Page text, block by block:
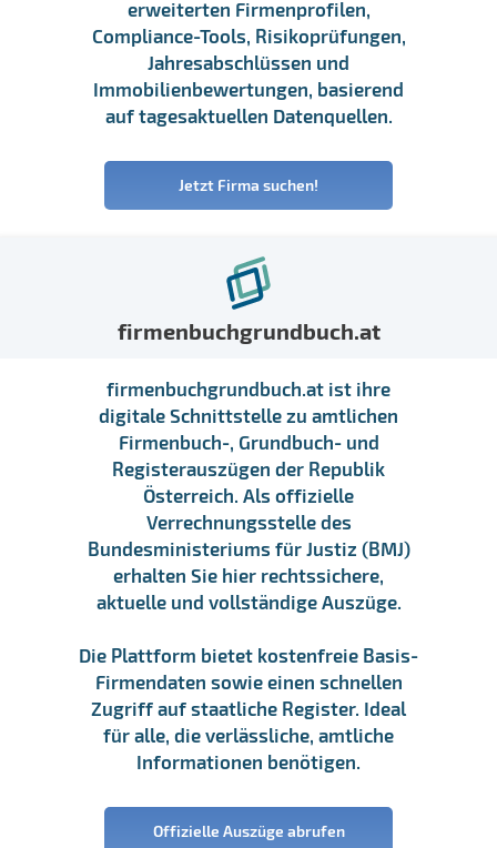
erweiterten Firmenprofilen,
Compliance-Tools, Risikoprüfungen,
Jahresabschlüssen und
Immobilienbewertungen, basierend
auf tagesaktuellen Datenquellen.
Jetzt Firma suchen!
firmenbuchgrundbuch.at
firmenbuchgrundbuch.at ist ihre
digitale Schnittstelle zu amtlichen
Firmenbuch-, Grundbuch- und
Registerauszügen der Republik
Österreich. Als offizielle
Verrechnungsstelle des
Bundesministeriums für Justiz (BMJ)
erhalten Sie hier rechtssichere,
aktuelle und vollständige Auszüge.
Die Plattform bietet kostenfreie Basis-
Firmendaten sowie einen schnellen
Zugriff auf staatliche Register. Ideal
für alle, die verlässliche, amtliche
Informationen benötigen.
Offizielle Auszüge abrufen